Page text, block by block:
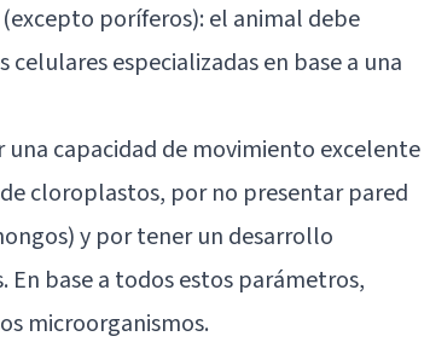
poríferos): el animal debe
especializadas en base a una
una capacidad de movimiento excelente
cloroplastos, por no presentar pared
y por tener un desarrollo
base a todos estos parámetros,
microorganismos.